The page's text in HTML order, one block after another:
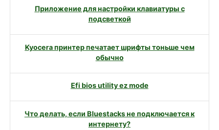
Приложение для настройки клавиатуры с
подсветкой
Kyocera принтер печатает шрифты тоньше чем
обычно
Efi bios utility ez mode
Что делать, если Bluestacks не подключается к
интернету?